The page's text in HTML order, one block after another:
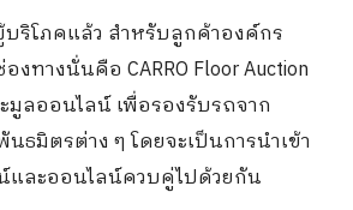
ริโภคแล้ว สำหรับลูกค้าองค์กร
งทางนั่นคือ CARRO Floor Auction
ลออนไลน์ เพื่อรองรับรถจาก
มิตรต่าง ๆ โดยจะเป็นการนำเข้า
และออนไลน์ควบคู่ไปด้วยกัน